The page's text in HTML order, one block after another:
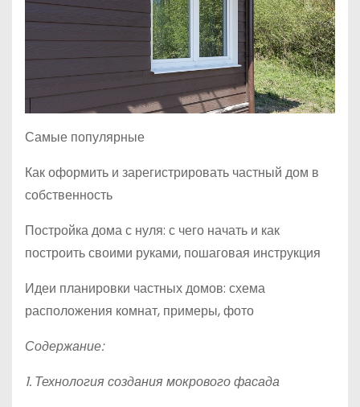
Самые популярные
Как оформить и зарегистрировать частный дом в
собственность
Постройка дома с нуля: с чего начать и как
построить своими руками, пошаговая инструкция
Идеи планировки частных домов: схема
расположения комнат, примеры, фото
Содержание:
1. Технология создания мокрового фасада